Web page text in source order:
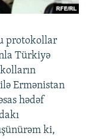
protokollar
Türkiyə
Ermənistan
hədəf
ki,